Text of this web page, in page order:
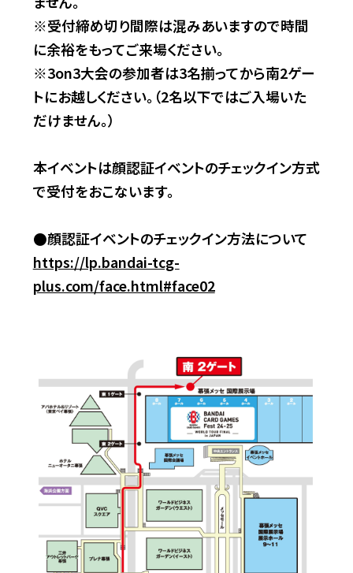
※受付締め切り間際は混みあいますので時間
に余裕をもってご来場ください。​
※3on3大会の参加者は3名揃ってから南2ゲー
トにお越しください。（2名以下ではご入場いた
だけません。）​
本イベントは顔認証イベントのチェックイン方式
で受付をおこないます。
●顔認証イベントのチェックイン方法について
https://lp.bandai-tcg-
plus.com/face.html#face02